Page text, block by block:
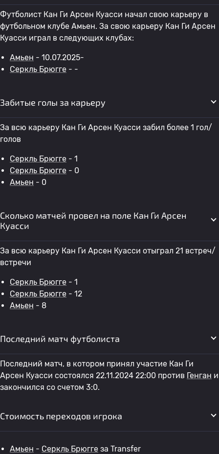
Футболист Кан Ги Арсен Куасси начал свою карьеру в
футбольном клубе Амьен. За свою карьеру Кан Ги Арсен
Куасси играл в следующих клубах:
Амьен - 10.07.2025-
Серкль Брюгге - -
Забитые голы за карьеру
За всю карьеру Кан Ги Арсен Куасси забил более 1 гол/
голов
Серкль Брюгге - 1
Серкль Брюгге - 0
Амьен - 0
Сколько матчей провел на поле Кан Ги Арсен
Куасси
За всю карьеру Кан Ги Арсен Куасси отыграл 21 встреч/
встречи
Серкль Брюгге - 1
Серкль Брюгге - 12
Амьен - 8
Последний матч футболиста
Последний матч, в котором принял участие Кан Ги
Арсен Куасси состоялся 22.11.2024 22:00 против Генган и
закончился со счетом 3:0.
Стоимость переходов игрока
Амьен - Серкль Брюгге за Transfer